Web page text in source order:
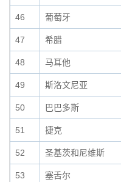
46 葡萄牙
47 希腊
48 马耳他
49 斯洛文尼亚
50 巴巴多斯
51 捷克
52 圣基茨和尼维斯
53 塞舌尔